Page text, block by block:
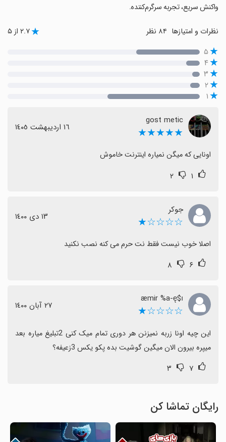
واکنش سریع، تجربه سرگرم‌کننده.
نظرات و امتیازها ۲.۷ از ۵
۵
۴
۳
۲
۱
gost metic
★★★★★ ١٦ اردیبهشت ١٤٠٥
اونایی که میگن نمیاره اینترنت خاموش
۱ ۲
جوکر
☆☆☆☆★ ١٣ دی ١٤٠٠
اصلا خوب نیست فقط نت حرم می کنه نصب نکنید
۶ ۸
æmir %a-ę$ı
☆☆☆☆★ ٢٧ آبان ١٤٠٠
میپره بیرون الان میگین گوشیت بده پکو یکس 3زعیفه؟
۷ ۳
رایگان تماشا کن